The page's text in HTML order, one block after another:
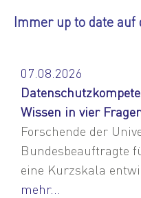
Immer up to date
07.08.2026
Wissen in vier
Forschende der
Bundesbeauftragte
eine Kurzskala
mehr...